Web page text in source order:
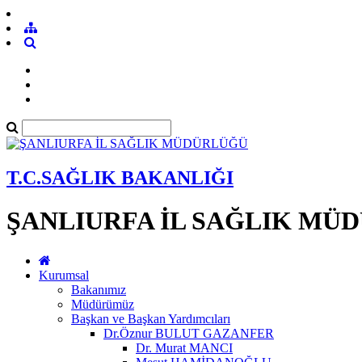
T.C.SAĞLIK BAKANLIĞI
ŞANLIURFA İL SAĞLIK
Kurumsal
Bakanımız
Müdürümüz
Başkan ve Başkan Yardımcıları
Dr.Öznur BULUT GAZANFER
Dr. Murat MANCI